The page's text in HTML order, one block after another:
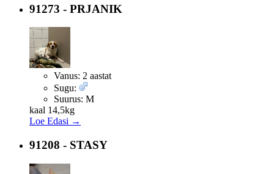
91273 - PRJANIK
Vanus: 2 aastat
Sugu:
Suurus: M
kaal 14,5kg
Loe Edasi →
91208 - STASY